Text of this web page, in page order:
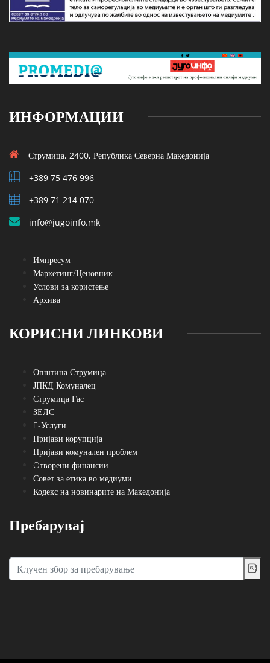
ИНФОРМАЦИИ
Струмица, 2400, Република Северна Македонија
+389 75 476 996
+389 71 214 070
info@jugoinfo.mk
Импресум
Маркетинг/Ценовник
Услови за користење
Архива
КОРИСНИ ЛИНКОВИ
Општина Струмица
ЈПКД Комуналец
Струмица Гас
ЗЕЛС
E-Услуги
Пријави корупција
Пријави комунален проблем
Oтворени финансии
Совет за етика во медиуми
Кодекс на новинарите на Македонија
Пребарувај